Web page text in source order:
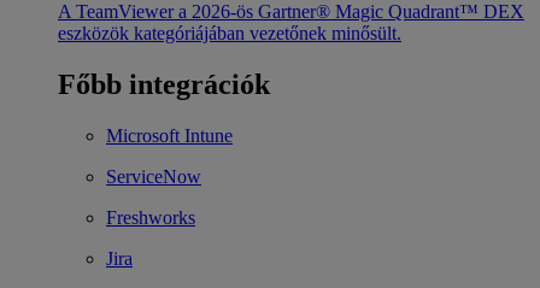
A TeamViewer a 2026-ös Gartner® Magic Quadrant™ DEX
eszközök kategóriájában vezetőnek minősült.
Főbb integrációk
Microsoft Intune
ServiceNow
Freshworks
Jira